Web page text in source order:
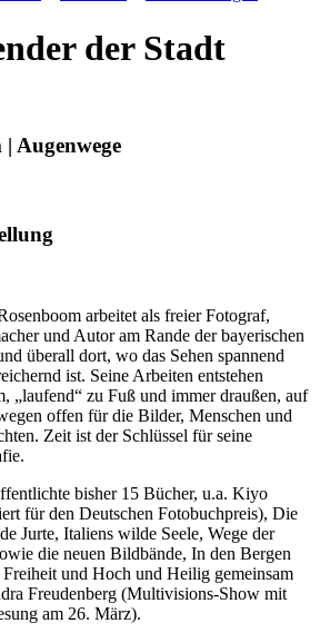
der Stadt
Augenwege
arbeitet als freier Fotograf,
und Autor am Rande der bayerischen
überall dort, wo das Sehen spannend
ist. Seine Arbeiten entstehen
„laufend“ zu Fuß und immer draußen, auf
offen für die Bilder, Menschen und
Zeit ist der Schlüssel für seine
bisher 15 Bücher, u.a. Kiyo
für den Deutschen Fotobuchpreis), Die
Jurte, Italiens wilde Seele, Wege der
die neuen Bildbände, In den Bergen
und Hoch und Heilig gemeinsam
Freudenberg (Multivisions-Show mit
am 26. März).